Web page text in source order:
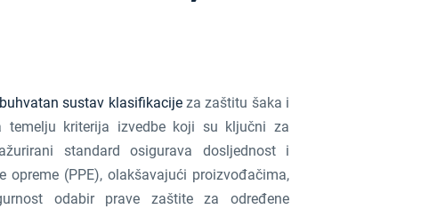
sustav klasifikacijeza zaštitu šaka i
temelju kriterija izvedbe koji su ključni za
standard osigurava dosljednost i
(PPE), olakšavajući proizvođačima,
odabir prave zaštite za određene